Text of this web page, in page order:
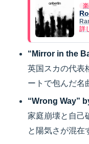
詳
“Mirror in the
英国スカの代表
ートで包んだ名
“Wrong Way”
家庭崩壊と自己
と陽気さが混在